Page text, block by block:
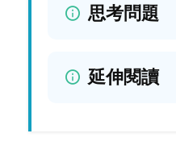
思考問題
延伸閱讀